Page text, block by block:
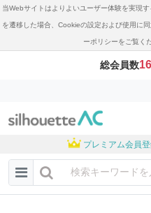
当Webサイトはよりよいユーザー体験を実現
を遷移した場合、Cookieの設定および使用に
ーポリシーをご覧く
総会員数
プレミアム会員